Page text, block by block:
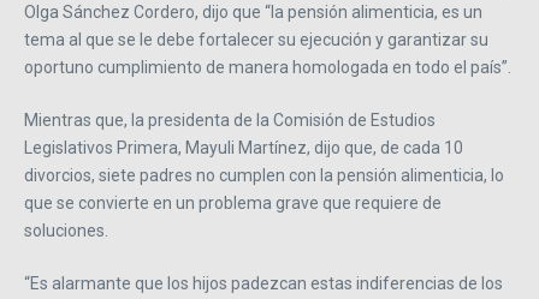
Olga Sánchez Cordero, dijo que “la pensión alimenticia, es un
tema al que se le debe fortalecer su ejecución y garantizar su
oportuno cumplimiento de manera homologada en todo el país”.
Mientras que, la presidenta de la Comisión de Estudios
Legislativos Primera, Mayuli Martínez, dijo que, de cada 10
divorcios, siete padres no cumplen con la pensión alimenticia, lo
que se convierte en un problema grave que requiere de
soluciones.
“Es alarmante que los hijos padezcan estas indiferencias de los